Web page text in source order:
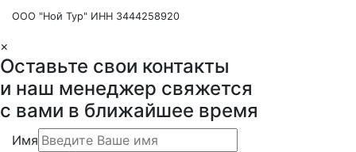
ООО "Ной Тур" ИНН 3444258920
×
Оставьте свои контакты
и наш менеджер свяжется
с вами в ближайшее время
Имя